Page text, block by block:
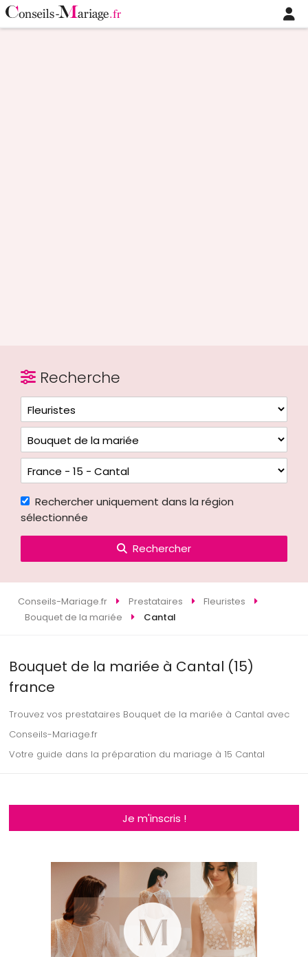
Recherche
Rechercher uniquement dans la région
sélectionnée
Rechercher
Conseils-Mariage.fr Prestataires
Fleuristes
Bouquet de la mariée
Cantal
Bouquet de la mariée à Cantal (15)
france
Trouvez vos prestataires Bouquet de la mariée à Cantal avec
Conseils-Mariage.fr
Votre guide dans la préparation du mariage à 15 Cantal
Je m'inscris !